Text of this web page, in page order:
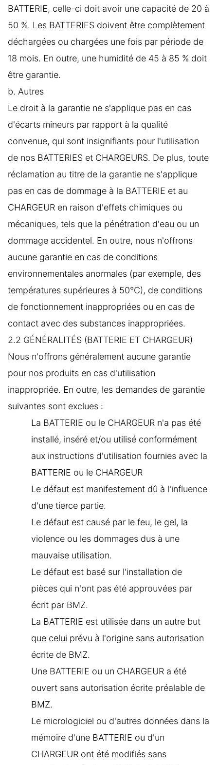
BATTERIE, celle-ci doit avoir une capacité de 20 à
50 %. Les BATTERIES doivent être complètement
déchargées ou chargées une fois par période de
18 mois. En outre, une humidité de 45 à 85 % doit
être garantie.
b. Autres
Le droit à la garantie ne s'applique pas en cas
d'écarts mineurs par rapport à la qualité
convenue, qui sont insignifiants pour l'utilisation
de nos BATTERIES et CHARGEURS. De plus, toute
réclamation au titre de la garantie ne s'applique
pas en cas de dommage à la BATTERIE et au
CHARGEUR en raison d'effets chimiques ou
mécaniques, tels que la pénétration d'eau ou un
dommage accidentel. En outre, nous n'offrons
aucune garantie en cas de conditions
environnementales anormales (par exemple, des
températures supérieures à 50°C), de conditions
de fonctionnement inappropriées ou en cas de
contact avec des substances inappropriées.
2.2 GÉNÉRALITÉS (BATTERIE ET CHARGEUR)
Nous n'offrons généralement aucune garantie
pour nos produits en cas d'utilisation
inappropriée. En outre, les demandes de garantie
suivantes sont exclues :
La BATTERIE ou le CHARGEUR n'a pas été
installé, inséré et/ou utilisé conformément
aux instructions d'utilisation fournies avec la
BATTERIE ou le CHARGEUR
Le défaut est manifestement dû à l'influence
d'une tierce partie.
Le défaut est causé par le feu, le gel, la
violence ou les dommages dus à une
mauvaise utilisation.
Le défaut est basé sur l'installation de
pièces qui n'ont pas été approuvées par
écrit par BMZ.
La BATTERIE est utilisée dans un autre but
que celui prévu à l'origine sans autorisation
écrite de BMZ.
Une BATTERIE ou un CHARGEUR a été
ouvert sans autorisation écrite préalable de
BMZ.
Le micrologiciel ou d'autres données dans la
mémoire d'une BATTERIE ou d'un
CHARGEUR ont été modifiés sans